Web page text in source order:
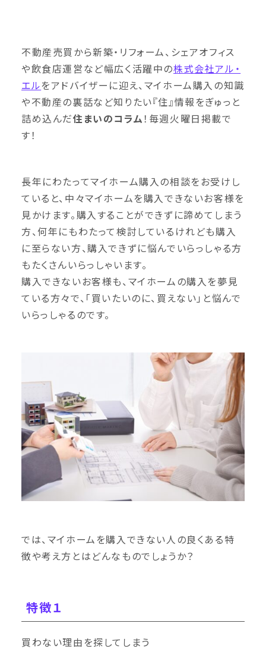
不動産売買から新築・リフォーム、シェアオフィス
や飲食店運営など幅広く活躍中の株式会社アル・
エルをアドバイザーに迎え、マイホーム購入の知識
や不動産の裏話など知りたい『住』情報をぎゅっと
詰め込んだ住まいのコラム！毎週火曜日掲載で
す！
長年にわたってマイホーム購入の相談をお受けし
ていると、中々マイホームを購入できないお客様を
見かけます。購入することができずに諦めてしまう
方、何年にもわたって検討しているけれども購入
に至らない方、購入できずに悩んでいらっしゃる方
もたくさんいらっしゃいます。
購入できないお客様も、マイホームの購入を夢見
ている方々で、「買いたいのに、買えない」と悩んで
いらっしゃるのです。
では、マイホームを購入できない人の良くある特
徴や考え方とはどんなものでしょうか？
特徴１
買わない理由を探してしまう